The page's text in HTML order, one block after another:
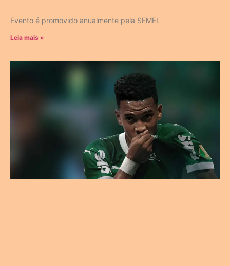
Evento é promovido anualmente pela SEMEL
Leia mais »